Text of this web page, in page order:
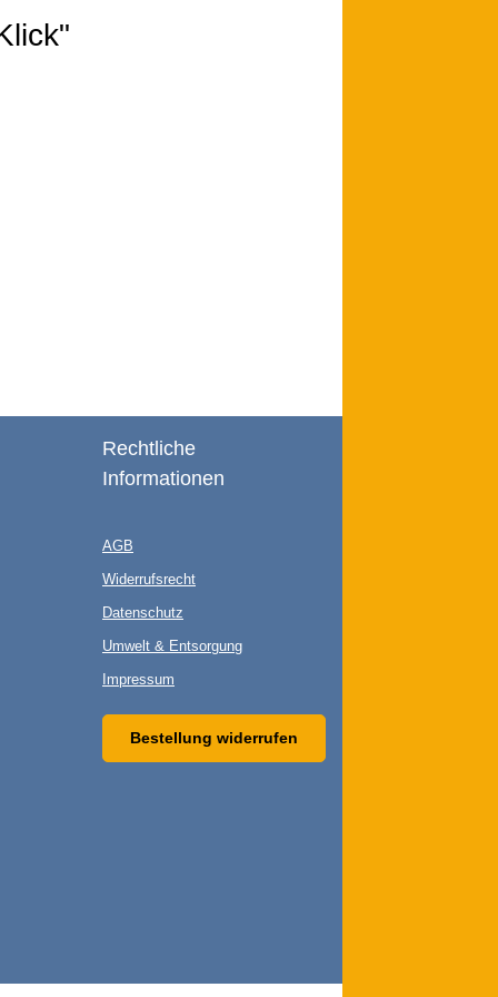
Rechtliche
Informationen
AGB
Widerrufsrecht
Datenschutz
Umwelt & Entsorgung
Impressum
Bestellung widerrufen